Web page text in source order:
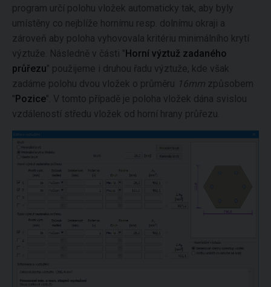
program určí polohu vložek automaticky tak, aby byly
umístěny co nejblíže hornímu resp. dolnímu okraji a
zároveň aby poloha vyhovovala kritériu minimálního krytí
výztuže. Následně v části "Horní výztuž zadaného
průřezu" použijeme i druhou řadu výztuže, kde však
zadáme polohu dvou vložek o průměru 16mm způsobem
"Pozice". V tomto případě je poloha vložek dána svislou
vzdáleností středu vložek od horní hrany průřezu.